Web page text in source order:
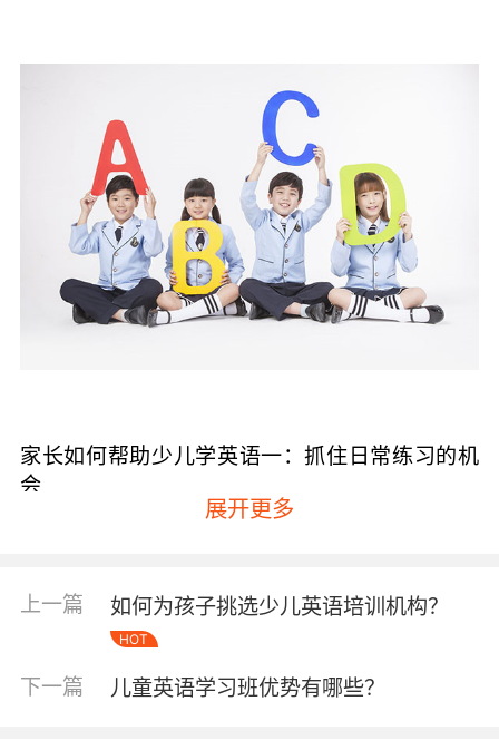
家长如何帮助少儿学英语一：抓住日常练习的机
会
妈(Mommy)、牛奶(milk)、水(water)、香蕉
(banana)以及苹果(apple)等等，常用的词一定要
常说才能做到熟能生巧。但是这时候家长们不要
急着教学龄前的宝宝认识字母或者是学习单词，
展开更多
上一篇 如何为孩子挑选少儿英语培训机构？
HOT
下一篇 儿童英语学习班优势有哪些？